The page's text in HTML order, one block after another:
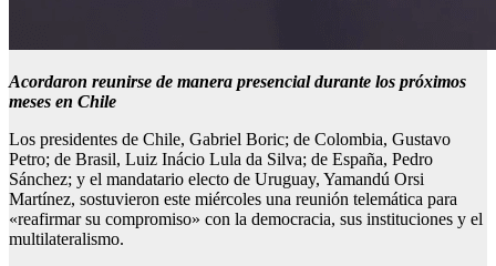
Acordaron reunirse de manera presencial durante los próximos
meses en Chile
Los presidentes de Chile, Gabriel Boric; de Colombia, Gustavo
Petro; de Brasil, Luiz Inácio Lula da Silva; de España, Pedro
Sánchez; y el mandatario electo de Uruguay, Yamandú Orsi
Martínez, sostuvieron este miércoles una reunión telemática para
«reafirmar su compromiso» con la democracia, sus instituciones y el
multilateralismo.